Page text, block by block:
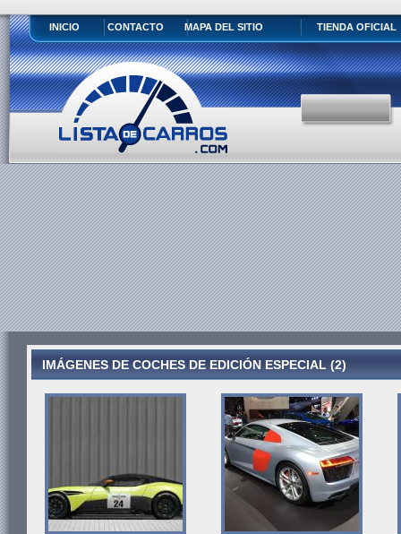
INICIO CONTACTO MAPA DEL SITIO TIENDA OFICIAL
IMÁGENES DE COCHES DE EDICIÓN ESPECIAL (2)